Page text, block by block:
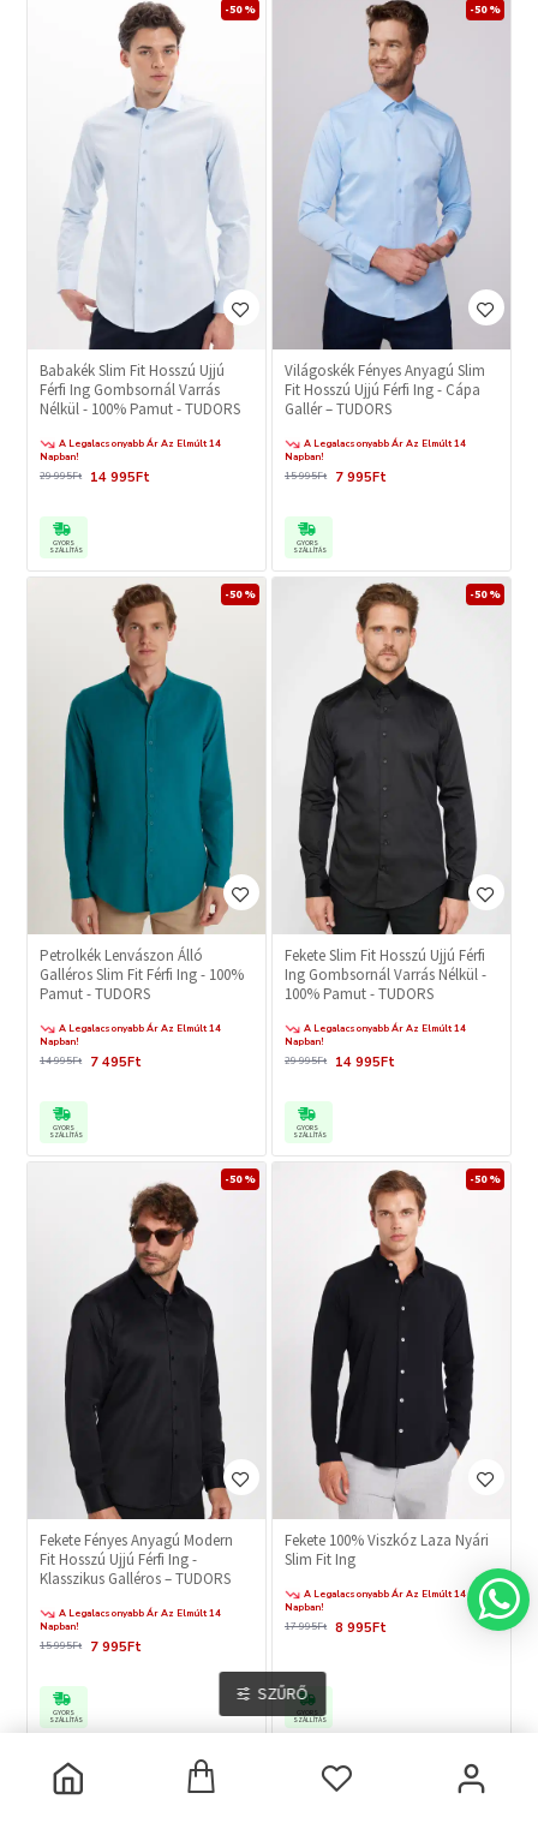
-50 %
Babakék Slim Fit Hosszú Ujjú
Férfi Ing Gombsornál Varrás
Nélkül - 100% Pamut - TUDORS
A Legalacsonyabb Ár Az Elmúlt 14
Napban!
14 995Ft
29 995Ft
GYORS
SZÁLLÍTÁS
-50 %
Világoskék Fényes Anyagú Slim
Fit Hosszú Ujjú Férfi Ing - Cápa
Gallér – TUDORS
A Legalacsonyabb Ár Az Elmúlt 14
Napban!
7 995Ft
15 995Ft
GYORS
SZÁLLÍTÁS
-50 %
Petrolkék Lenvászon Álló
Galléros Slim Fit Férfi Ing - 100%
Pamut - TUDORS
A Legalacsonyabb Ár Az Elmúlt 14
Napban!
7 495Ft
14 995Ft
GYORS
SZÁLLÍTÁS
-50 %
Fekete Slim Fit Hosszú Ujjú Férfi
Ing Gombsornál Varrás Nélkül -
100% Pamut - TUDORS
A Legalacsonyabb Ár Az Elmúlt 14
Napban!
14 995Ft
29 995Ft
GYORS
SZÁLLÍTÁS
-50 %
Fekete Fényes Anyagú Modern
Fit Hosszú Ujjú Férfi Ing -
Klasszikus Galléros – TUDORS
A Legalacsonyabb Ár Az Elmúlt 14
Napban!
7 995Ft
15 995Ft
GYORS
SZÁLLÍTÁS
-50 %
Fekete 100% Viszkóz Laza Nyári
Slim Fit Ing
A Legalacsonyabb Ár Az Elmúlt 14
Napban!
8 995Ft
17 995Ft
GYORS
SZÁLLÍTÁS
-50 %
SZŰRŐ